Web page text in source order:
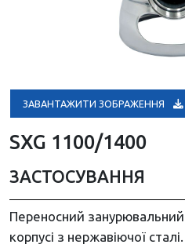
ЗАВАНТАЖИТИ ЗОБРАЖЕННЯ
SXG 1100/1400
ЗАСТОСУВАННЯ
Переносний
корпусі з нержавіючої